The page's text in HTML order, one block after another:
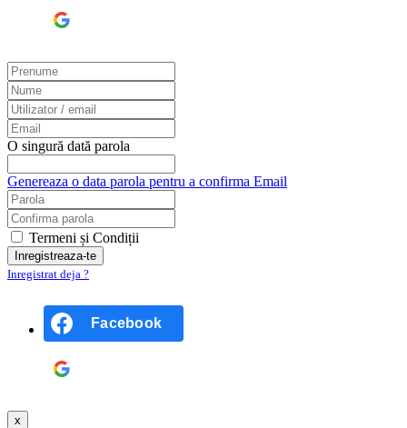
O singură dată parola
Genereaza o data parola pentru a confirma Email
Termeni și Condiții
Inregistrat deja ?
Facebook
x